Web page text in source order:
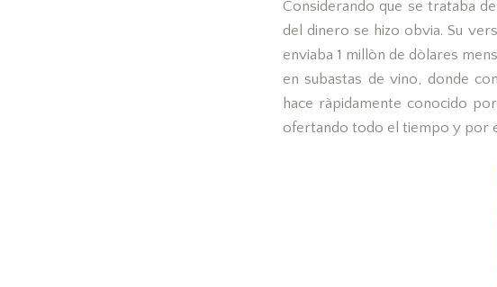
Considerando que se trataba
del dinero se hizo obvia. Su
enviaba 1 millòn de dòlares
en subastas de vino, donde
hace ràpidamente conocido
ofertando todo el tiempo y por